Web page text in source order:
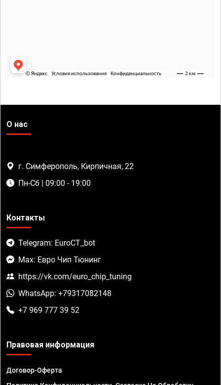
О нас
г. Симферополь, Кирпичная, 22
Пн-Сб | 09:00 - 19:00
Контакты
Telegram: EuroCT_bot
Max: Евро Чип Тюнинг
https://vk.com/euro_chip_tuning
WhatsApp: +79317082148
+7 969 777 39 52
Правовая информация
Договор-Оферта